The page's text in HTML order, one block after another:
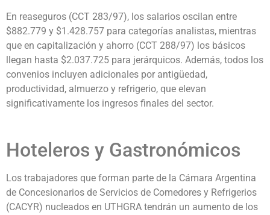
En reaseguros (CCT 283/97), los salarios oscilan entre
$882.779 y $1.428.757 para categorías analistas, mientras
que en capitalización y ahorro (CCT 288/97) los básicos
llegan hasta $2.037.725 para jerárquicos. Además, todos los
convenios incluyen adicionales por antigüedad,
productividad, almuerzo y refrigerio, que elevan
significativamente los ingresos finales del sector.
Hoteleros y Gastronómicos
Los trabajadores que forman parte de la Cámara Argentina
de Concesionarios de Servicios de Comedores y Refrigerios
(CACYR) nucleados en UTHGRA tendrán un aumento de los